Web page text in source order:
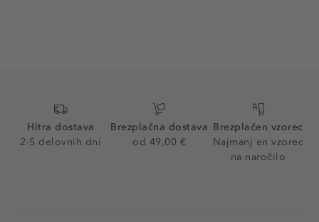
Hitra dostava
2-5 delovnih dni
Brezplačna dostava
od 49,00 €
Brezplačen vzorec
Najmanj en vzorec
na naročilo